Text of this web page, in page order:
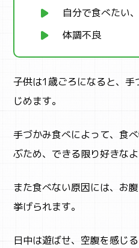
アクティ
自分で食べたい
体調不良
子供は1歳ごろになると、
じめます。
手づかみ食べによって、食
ぶため、できる限り好きな
また食べない原因には、お
挙げられます。
日中は遊ばせ、空腹を感じ